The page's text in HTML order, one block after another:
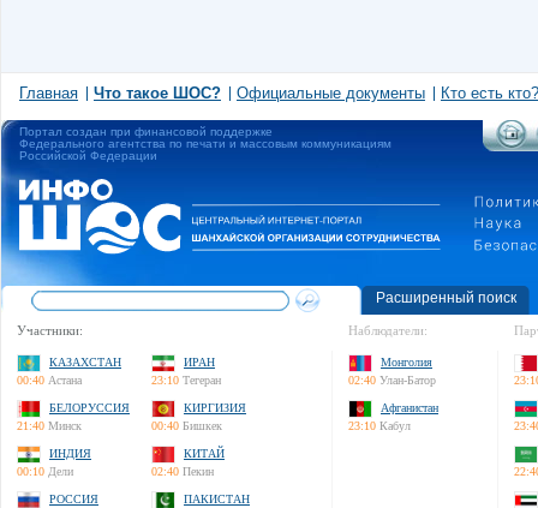
Главная Что такое ШОС? Официальные документы Кто есть кто?
Портал создан при финансовой поддержке
Федерального агентства по печати и массовым коммуникациям
Российской Федерации
Расширенный поиск
Участники:
КАЗАХСТАН
00:40 Астана
ИРАН
23:10 Тегеран
БЕЛОРУССИЯ
21:40 Минск
КИРГИЗИЯ
00:40 Бишкек
ИНДИЯ
00:10 Дели
КИТАЙ
02:40 Пекин
РОССИЯ
ПАКИСТАН
Наблюдатели:
Монголия
02:40 Улан-Батор
Афганистан
23:10 Кабул